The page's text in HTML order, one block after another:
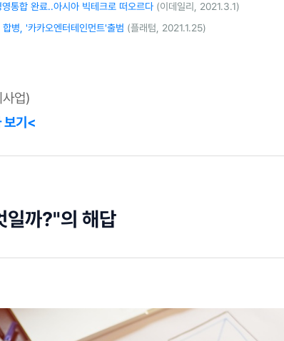
통합 완료..아시아 빅테크로 떠오르다 (이데일리, 2021.3.1)
병, '카카오엔터테인먼트'출범 (플래텀, 2021.1.25)
업)
보기<
일까?"의 해답